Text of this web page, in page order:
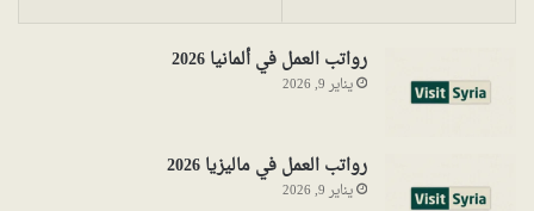
رواتب العمل في ألمانيا 2026
يناير 9, 2026
رواتب العمل في ماليزيا 2026
يناير 9, 2026